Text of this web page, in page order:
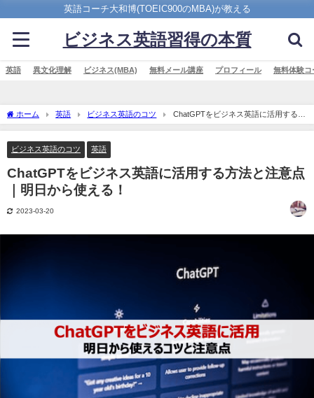
英語コーチ大和博(TOEIC900のMBA)が教える
ビジネス英語習得の本質
英語 異文化理解 ビジネス(MBA) 無料メール講座 プロフィール 無料体験コ
ホーム 英語 ビジネス英語のコツ
ChatGPTをビジネス英語に活用する方
法と注意点｜明日から使える！
ビジネス英語のコツ 英語
ChatGPTをビジネス英語に活用する方法と注意点
｜明日から使える！
2023-03-20